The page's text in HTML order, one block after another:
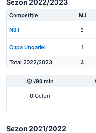
Sezon 2022/2023
Competiție MJ
NB I 2
Cupa Ungariei 1
Total 2022/2023 3
/90 min
0 Goluri
Sezon 2021/2022